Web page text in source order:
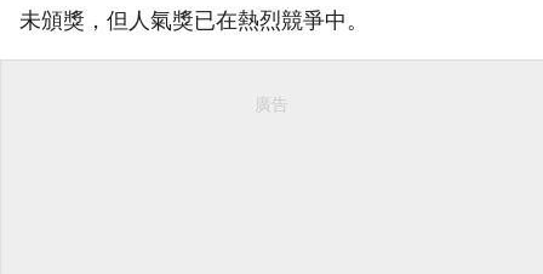
未頒獎，但人氣獎已在熱烈競爭中。
廣告